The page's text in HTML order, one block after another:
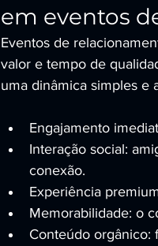
em eventos
Eventos de
valor e tempo de
uma dinâmica simples e
Engajamento
Interação social:
conexão.
Experiência
Memorabilidade: o
Conteúdo orgânico: